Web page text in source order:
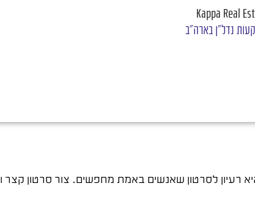
Kappa Real
נדל"ן בארה"ב
לסרטון שאנשים באמת מחפשים. צור סרטון